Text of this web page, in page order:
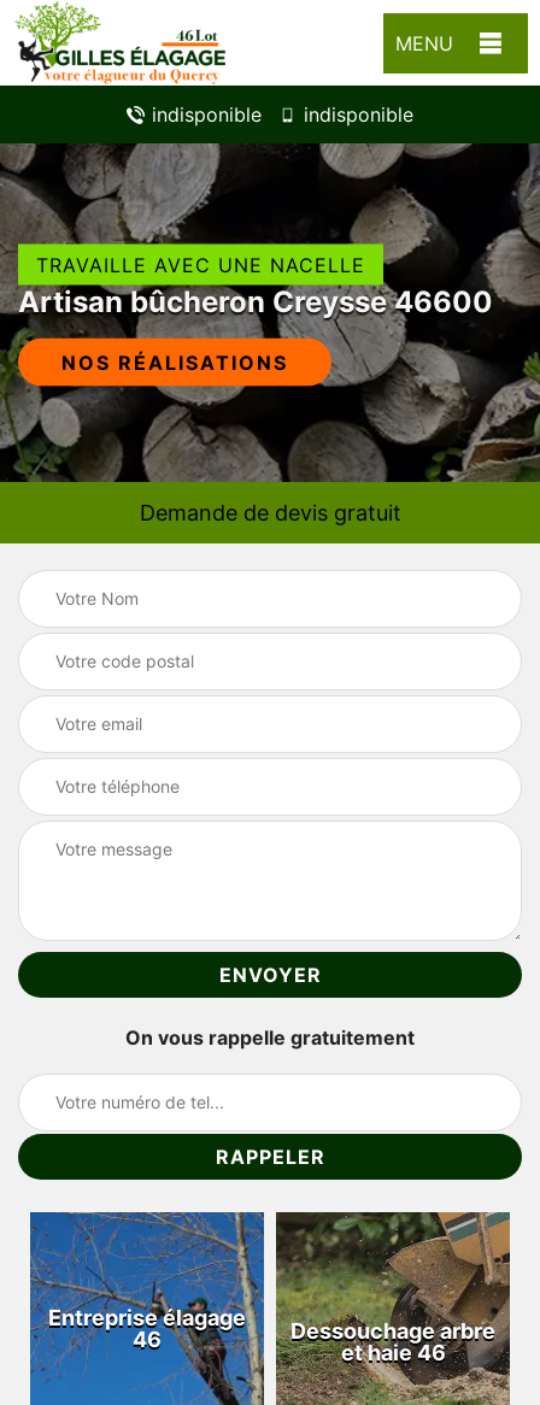
MENU
indisponible indisponible
TRAVAILLE AVEC UNE NACELLE
Artisan bûcheron Creysse 46600
NOS RÉALISATIONS
Demande de devis gratuit
On vous rappelle gratuitement
Entreprise élagage
46
Dessouchage arbre
et haie 46